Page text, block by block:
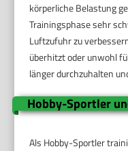
körperliche Belastung
Trainingsphase sehr
Luftzufuhr zu
überhitzt oder unwohl
länger durchzuhalten
Hobby-Sportler
Als Hobby-Sportler